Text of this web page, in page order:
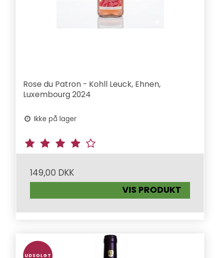
Rose du Patron - Kohll Leuck, Ehnen,
Luxembourg 2024
Ikke på lager
149,00 DKK
VIS PRODUKT
UDSOLGT